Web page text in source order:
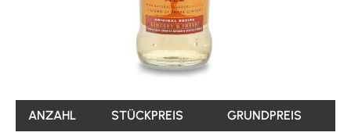
ANZAHL STÜCKPREIS GRUNDPREIS